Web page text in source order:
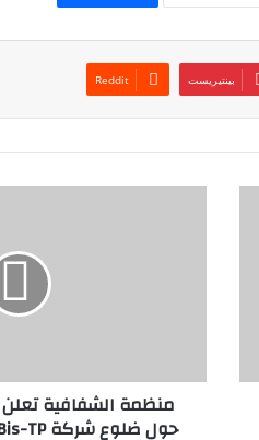
بينتيريست
منظمة الشفافية تعلن